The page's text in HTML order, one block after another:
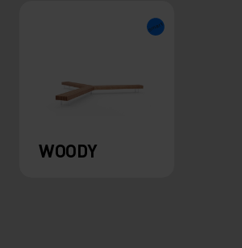
WOODY